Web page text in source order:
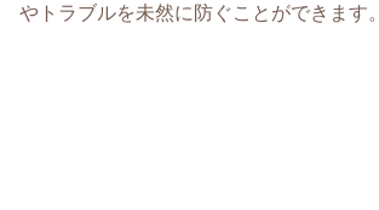
やトラブルを未然に防ぐことができます。